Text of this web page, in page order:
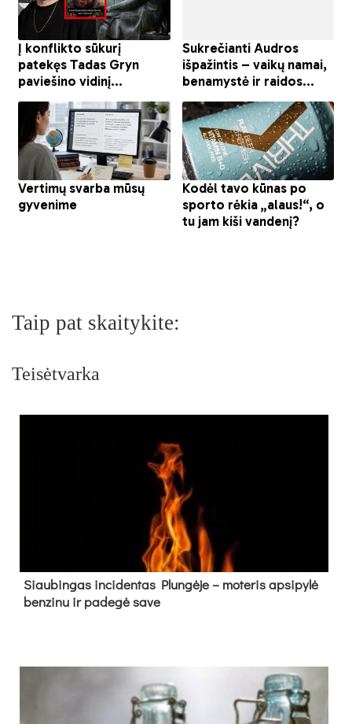
Taip pat skaitykite:
Teisėtvarka
Siau­bin­gas in­ci­den­tas Plun­gė­je – mo­te­ris ap­si­py­lė
ben­zi­nu ir pa­de­gė sa­ve